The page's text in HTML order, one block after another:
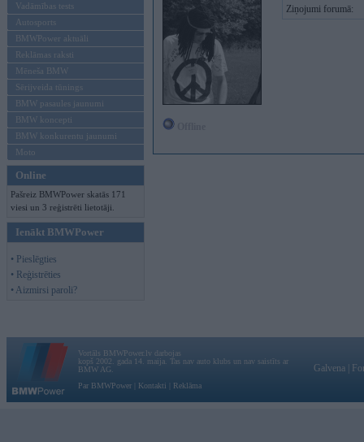
Vadāmības tests
Autosports
BMWPower aktuāli
Reklāmas raksti
Mēneša BMW
Sērijveida tūnings
BMW pasaules jaunumi
BMW koncepti
BMW konkurentu jaunumi
Moto
Online
Pašreiz BMWPower skatās 171
viesi un 3 reģistrēti lietotāji.
Ienākt BMWPower
• Pieslēgties
• Reģistrēties
• Aizmirsi paroli?
Ziņojumi forumā:
Vortāls BMWPower.lv darbojas
kopš 2002. gada 14. maija. Tas nav auto klubs un nav saistīts ar
BMW AG.
Par BMWPower
Kontakti Reklāma
Galvena